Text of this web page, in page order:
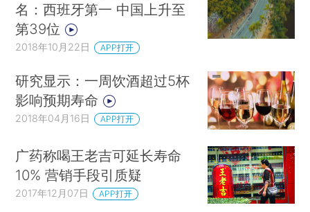
名：西班牙第一 中国上升至
第39位
2018年10月22日 APP打开
研究显示：一周饮酒超过5杯
影响预期寿命
2018年04月16日 APP打开
广药称喝王老吉可延长寿命
10% 营销手段引质疑
2017年12月07日 APP打开